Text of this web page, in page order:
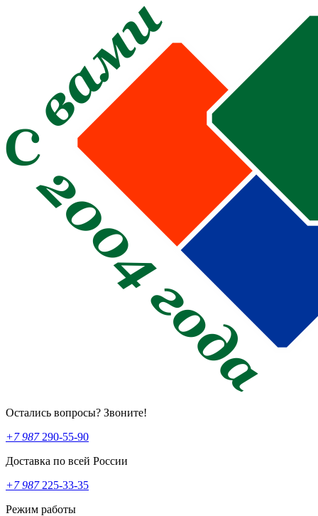
Остались вопросы? Звоните!
+7 987290-55-90
Доставка по всей России
+7 987225-33-35
Режим работы